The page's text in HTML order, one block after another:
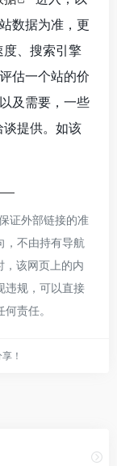
数据为准，更
、搜索引擎
估一个站的价
及需要，一些
提供。如该
证外部链接的准
，不由持有导航
该网页上的内
违规，可以直接
责任。
！